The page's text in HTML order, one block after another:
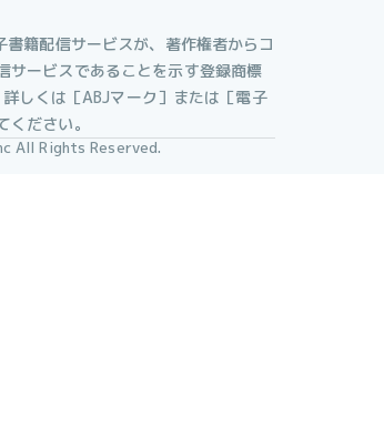
籍配信サービスが、著作権者からコ
サービスであることを示す登録商標
しくは［ABJマーク］または［電子
ださい。
All Rights Reserved.